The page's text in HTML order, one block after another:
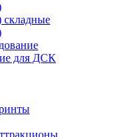
складные
для ДСК